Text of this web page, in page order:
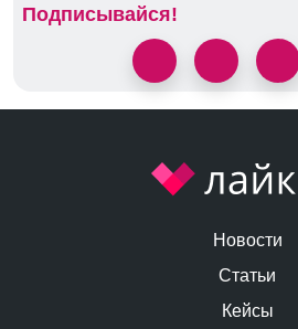
Подписывайся!
Новости
Статьи
Кейсы